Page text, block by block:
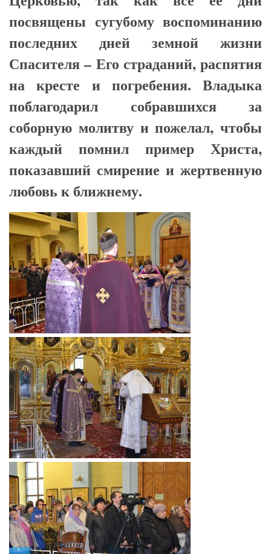
посвящены сугубому воспоминанию
последних дней земной жизни
Спасителя – Его страданий, распятия
на кресте и погребения. Владыка
поблагодарил собравшихся за
соборную молитву и пожелал, чтобы
каждый помнил пример Христа,
показавший смирение и жертвенную
любовь к ближнему.